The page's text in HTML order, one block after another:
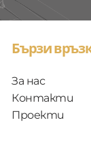
Бързи
За нас
Контакти
Проекти